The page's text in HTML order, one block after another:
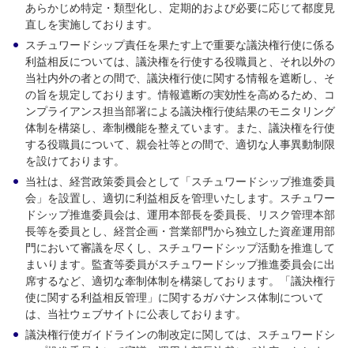
あらかじめ特定・類型化し、定期的および必要に応じて都度見
直しを実施しております。
スチュワードシップ責任を果たす上で重要な議決権行使に係る
利益相反については、議決権を行使する役職員と、それ以外の
当社内外の者との間で、議決権行使に関する情報を遮断し、そ
の旨を規定しております。情報遮断の実効性を高めるため、コ
ンプライアンス担当部署による議決権行使結果のモニタリング
体制を構築し、牽制機能を整えています。また、議決権を行使
する役職員について、親会社等との間で、適切な人事異動制限
を設けております。
当社は、経営政策委員会として「スチュワードシップ推進委員
会」を設置し、適切に利益相反を管理いたします。スチュワー
ドシップ推進委員会は、運用本部長を委員長、リスク管理本部
長等を委員とし、経営企画・営業部門から独立した資産運用部
門において審議を尽くし、スチュワードシップ活動を推進して
まいります。監査等委員がスチュワードシップ推進委員会に出
席するなど、適切な牽制体制を構築しております。「議決権行
使に関する利益相反管理」に関するガバナンス体制について
は、当社ウェブサイトに公表しております。
議決権行使ガイドラインの制改定に関しては、スチュワードシ